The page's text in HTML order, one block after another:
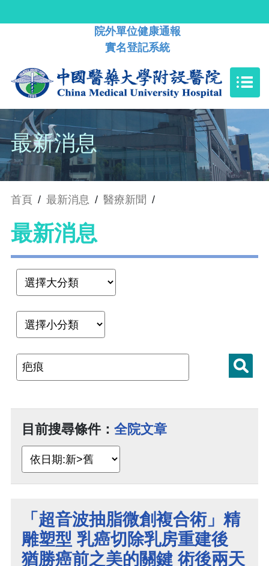
院外單位健康通報
實名登記系統
最新消息
首頁 / 最新消息 / 醫療新聞 /
最新消息
目前搜尋條件： 全院文章
「超音波抽脂微創複合術」精
雕塑型 乳癌切除乳房重建後
猶勝癌前之美的關鍵 術後兩天